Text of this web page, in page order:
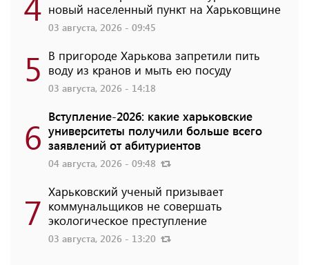
новый населенный пункт на Харьковщине
03 августа, 2026 - 09:45
5 В пригороде Харькова запретили пить
воду из кранов и мыть ею посуду
03 августа, 2026 - 14:18
6 Вступление-2026: какие харьковские
университеты получили больше всего
заявлений от абитуриентов
04 августа, 2026 - 09:48
7 Харьковский ученый призывает
коммунальщиков не совершать
экологическое преступление
03 августа, 2026 - 13:20